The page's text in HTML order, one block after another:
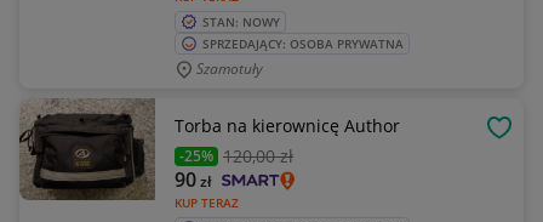
STAN: NOWY
SPRZEDAJĄCY: OSOBA PRYWATNA
Szamotuły
Torba na kierownicę Author
-25% 120,00 zł
KUP TERAZ
90zł